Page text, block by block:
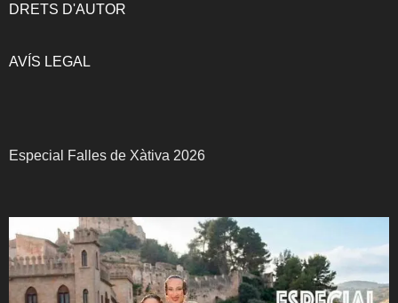
DRETS D'AUTOR
AVÍS LEGAL
Especial Falles de Xàtiva 2026